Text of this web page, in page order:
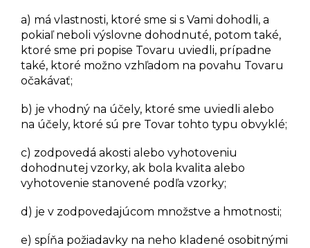
a) má vlastnosti, ktoré sme si s Vami dohodli, a
pokiaľ neboli výslovne dohodnuté, potom také,
ktoré sme pri popise Tovaru uviedli, prípadne
také, ktoré možno vzhľadom na povahu Tovaru
očakávať;
b) je vhodný na účely, ktoré sme uviedli alebo
na účely, ktoré sú pre Tovar tohto typu obvyklé;
c) zodpovedá akosti alebo vyhotoveniu
dohodnutej vzorky, ak bola kvalita alebo
vyhotovenie stanovené podľa vzorky;
d) je v zodpovedajúcom množstve a hmotnosti;
e) spĺňa požiadavky na neho kladené osobitnými